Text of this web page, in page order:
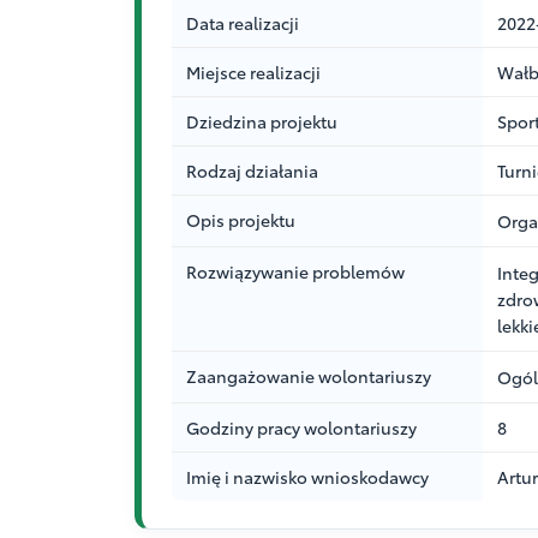
Data realizacji
Miejsce realizacji
Dziedzina projektu
Rodzaj działania
Opis projektu
Rozwiązywanie problemów
Zaangażowanie wolontariuszy
Godziny pracy wolontariuszy 8
Imię i nazwisko wnioskodawcy